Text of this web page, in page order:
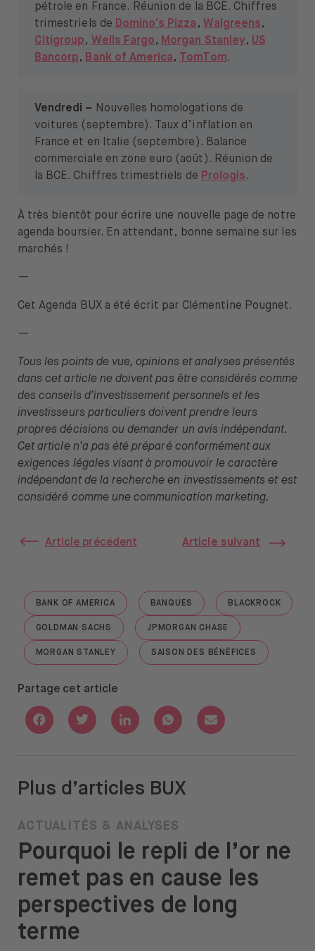
pétrole en France. Réunion de la BCE. Chiffres
trimestriels de Domino’s Pizza , Walgreens,
Citigroup, Wells Fargo, Morgan Stanley, US
Bancorp, Bank of America, TomTom.
Vendredi – Nouvelles homologations de
voitures (septembre). Taux d’inflation en
France et en Italie (septembre). Balance
commerciale en zone euro (août). Réunion de
la BCE. Chiffres trimestriels de Prologis.
À très bientôt pour écrire une nouvelle page de notre
agenda boursier. En attendant, bonne semaine sur les
marchés !
—
Cet Agenda BUX a été écrit par Clémentine Pougnet.
—
Tous les points de vue, opinions et analyses présentés
dans cet article ne doivent pas être considérés comme
des conseils d’investissement personnels et les
investisseurs particuliers doivent prendre leurs
propres décisions ou demander un avis indépendant.
Cet article n’a pas été préparé conformément aux
exigences légales visant à promouvoir le caractère
indépendant de la recherche en investissements et est
considéré comme une communication marketing.
Article précédent Article suivant
BANK OF AMERICA
GO TO "BANK OF AMERICA"
BANQUES
GO TO "BANQUES"
BLACKROCK
GO TO
GOLDMAN SACHS
GO TO "GOLDMAN SACHS"
JPMORGAN CHASE
GO TO "JPMORGAN CHASE"
MORGAN STANLEY
GO TO "MORGAN STANLEY"
SAISON DES BÉNÉFICES
GO TO "SAISON DES
Partage cet article
Share with Facebook
Share with Twitter
Share with Linkedin
Share with Whatsapp
Share with Email
Plus d’articles BUX
ACTUALITÉS & ANALYSES
Pourquoi le repli de l’or ne
remet pas en cause les
perspectives de long
terme